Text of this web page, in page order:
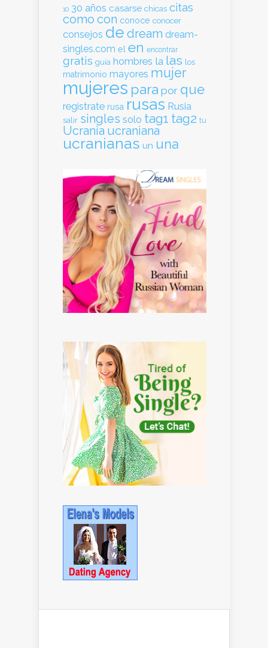
10 30 años casarse chicas citas
como con conoce conocer
consejos de dream dream-
singles.com el en encontrar
gratis guía hombres la las los
matrimonio mayores mujer
mujeres para por que
registrate rusa rusas Rusia
salir singles solo tag1 tag2 tu
Ucrania ucraniana
ucranianas un una